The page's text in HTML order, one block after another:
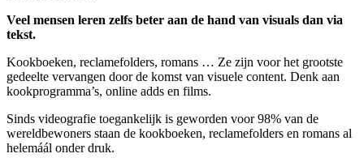
Veel mensen leren zelfs beter aan de hand van visuals dan via
tekst.
Kookboeken, reclamefolders, romans … Ze zijn voor het grootste
gedeelte vervangen door de komst van visuele content. Denk aan
kookprogramma’s, online adds en films.
Sinds videografie toegankelijk is geworden voor 98% van de
wereldbewoners staan de kookboeken, reclamefolders en romans al
helemáál onder druk.